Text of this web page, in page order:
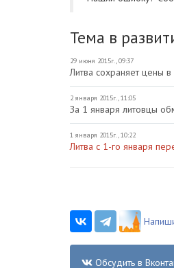
Тема в
29 июня 2015г., 09:37
Литва сохраняет цены
2 января 2015г., 11:05
За 1 января литовцы
1 января 2015г., 10:22
Литва с 1-го января
Обсудить в